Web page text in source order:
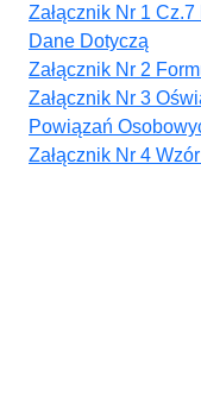
Załącznik Nr 1
Dane Dotyczą
Załącznik Nr 2
Załącznik Nr 3
Powiązań
Załącznik Nr 4